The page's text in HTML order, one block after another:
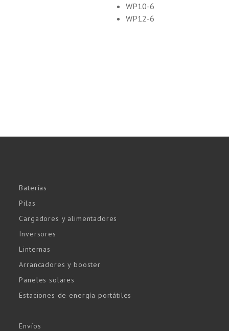
WP10-6
WP12-6
Baterías
Pilas
Cargadores y alimentadores
Inversores
Linternas
Arrancadores y booster
Paneles solares
Estaciones de energía portátiles
Envíos